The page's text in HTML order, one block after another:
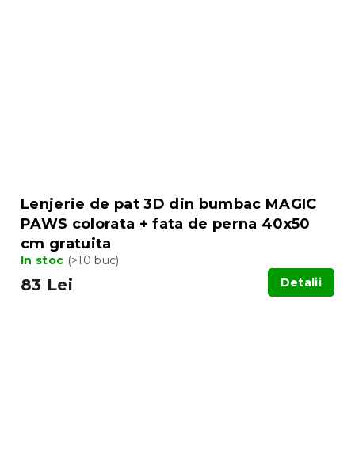
Lenjerie de pat 3D din bumbac MAGIC
PAWS colorata + fata de perna 40x50
cm gratuita
In stoc (>10 buc)
83 Lei Detalii